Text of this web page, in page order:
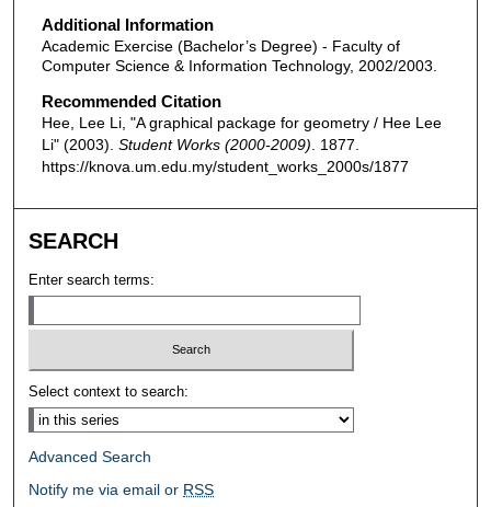
Additional Information
Academic Exercise (Bachelor’s Degree) - Faculty of
Computer Science & Information Technology, 2002/2003.
Recommended Citation
Hee, Lee Li, "A graphical package for geometry / Hee Lee
Li" (2003). Student Works (2000-2009) . 1877.
https://knova.um.edu.my/student_works_2000s/1877
SEARCH
Enter search terms:
Select context to search:
Advanced Search
Notify me via email or RSS